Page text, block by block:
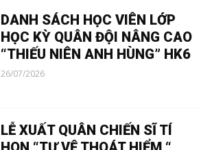
DANH SÁCH HỌC VIÊN LỚP
HỌC KỲ QUÂN ĐỘI NÂNG CAO
“THIẾU NIÊN ANH HÙNG” HK6
26/07/2026
LỄ XUẤT QUÂN CHIẾN SĨ TÍ